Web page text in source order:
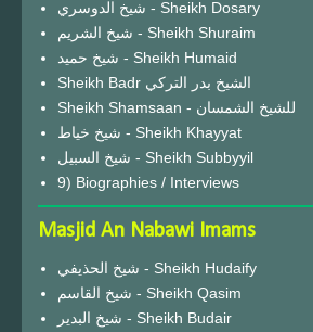
شيخ الدوسري - Sheikh Dosary
شيخ الشريم - Sheikh Shuraim
شيخ حميد - Sheikh Humaid
Sheikh Badr الشيخ بدر التركي
Sheikh Shamsaan - للشيخ الشمسان
شيخ خياط - Sheikh Khayyat
شيخ السبيل - Sheikh Subbyyil
9) Biographies / Interviews
Masjid An Nabawi Imams
شيخ الحذيفي - Sheikh Hudaify
شيخ القاسم - Sheikh Qasim
شيخ البدير - Sheikh Budair